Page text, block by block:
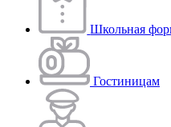
Школьная
Гостиницам